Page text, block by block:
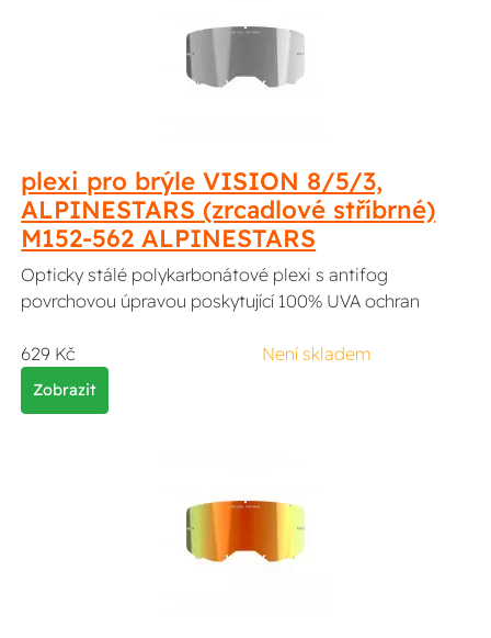
plexi pro brýle VISION 8/5/3,
ALPINESTARS (zrcadlové stříbrné)
M152-562 ALPINESTARS
Opticky stálé polykarbonátové plexi s antifog
povrchovou úpravou poskytující 100% UVA ochran
629 Kč Není skladem
Zobrazit